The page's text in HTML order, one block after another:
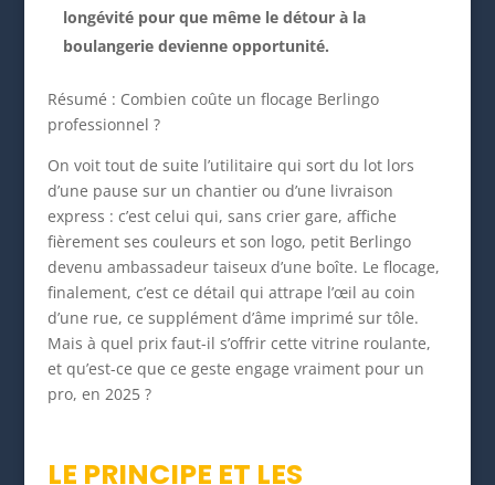
longévité pour que même le détour à la
boulangerie devienne opportunité.
Résumé : Combien coûte un flocage Berlingo
professionnel ?
On voit tout de suite l’utilitaire qui sort du lot lors
d’une pause sur un chantier ou d’une livraison
express : c’est celui qui, sans crier gare, affiche
fièrement ses couleurs et son logo, petit Berlingo
devenu ambassadeur taiseux d’une boîte. Le flocage,
finalement, c’est ce détail qui attrape l’œil au coin
d’une rue, ce supplément d’âme imprimé sur tôle.
Mais à quel prix faut-il s’offrir cette vitrine roulante,
et qu’est-ce que ce geste engage vraiment pour un
pro, en 2025 ?
LE PRINCIPE ET LES